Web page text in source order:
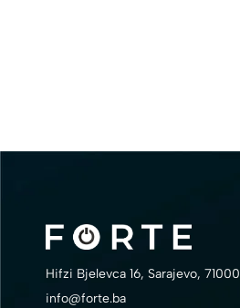
Hifzi Bjelevca 16, Sarajevo, 71000
info@forte.ba